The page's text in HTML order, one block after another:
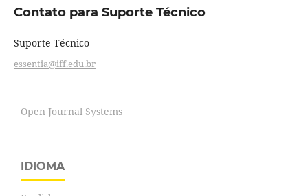
Contato para Suporte Técnico
Suporte Técnico
essentia@iff.edu.br
Open Journal Systems
IDIOMA